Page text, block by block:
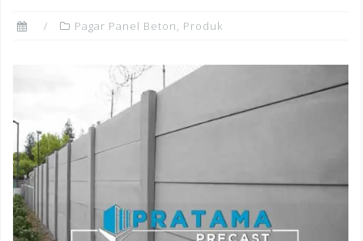
Pagar Panel Beton, Produk